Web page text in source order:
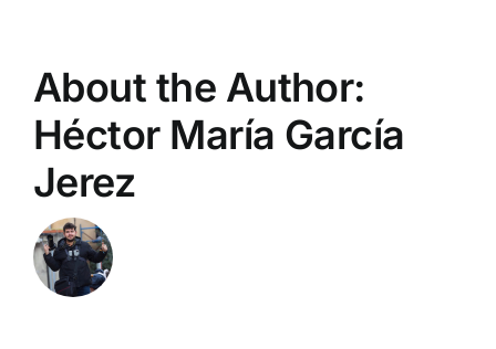
About the Author:
Héctor María García
Jerez